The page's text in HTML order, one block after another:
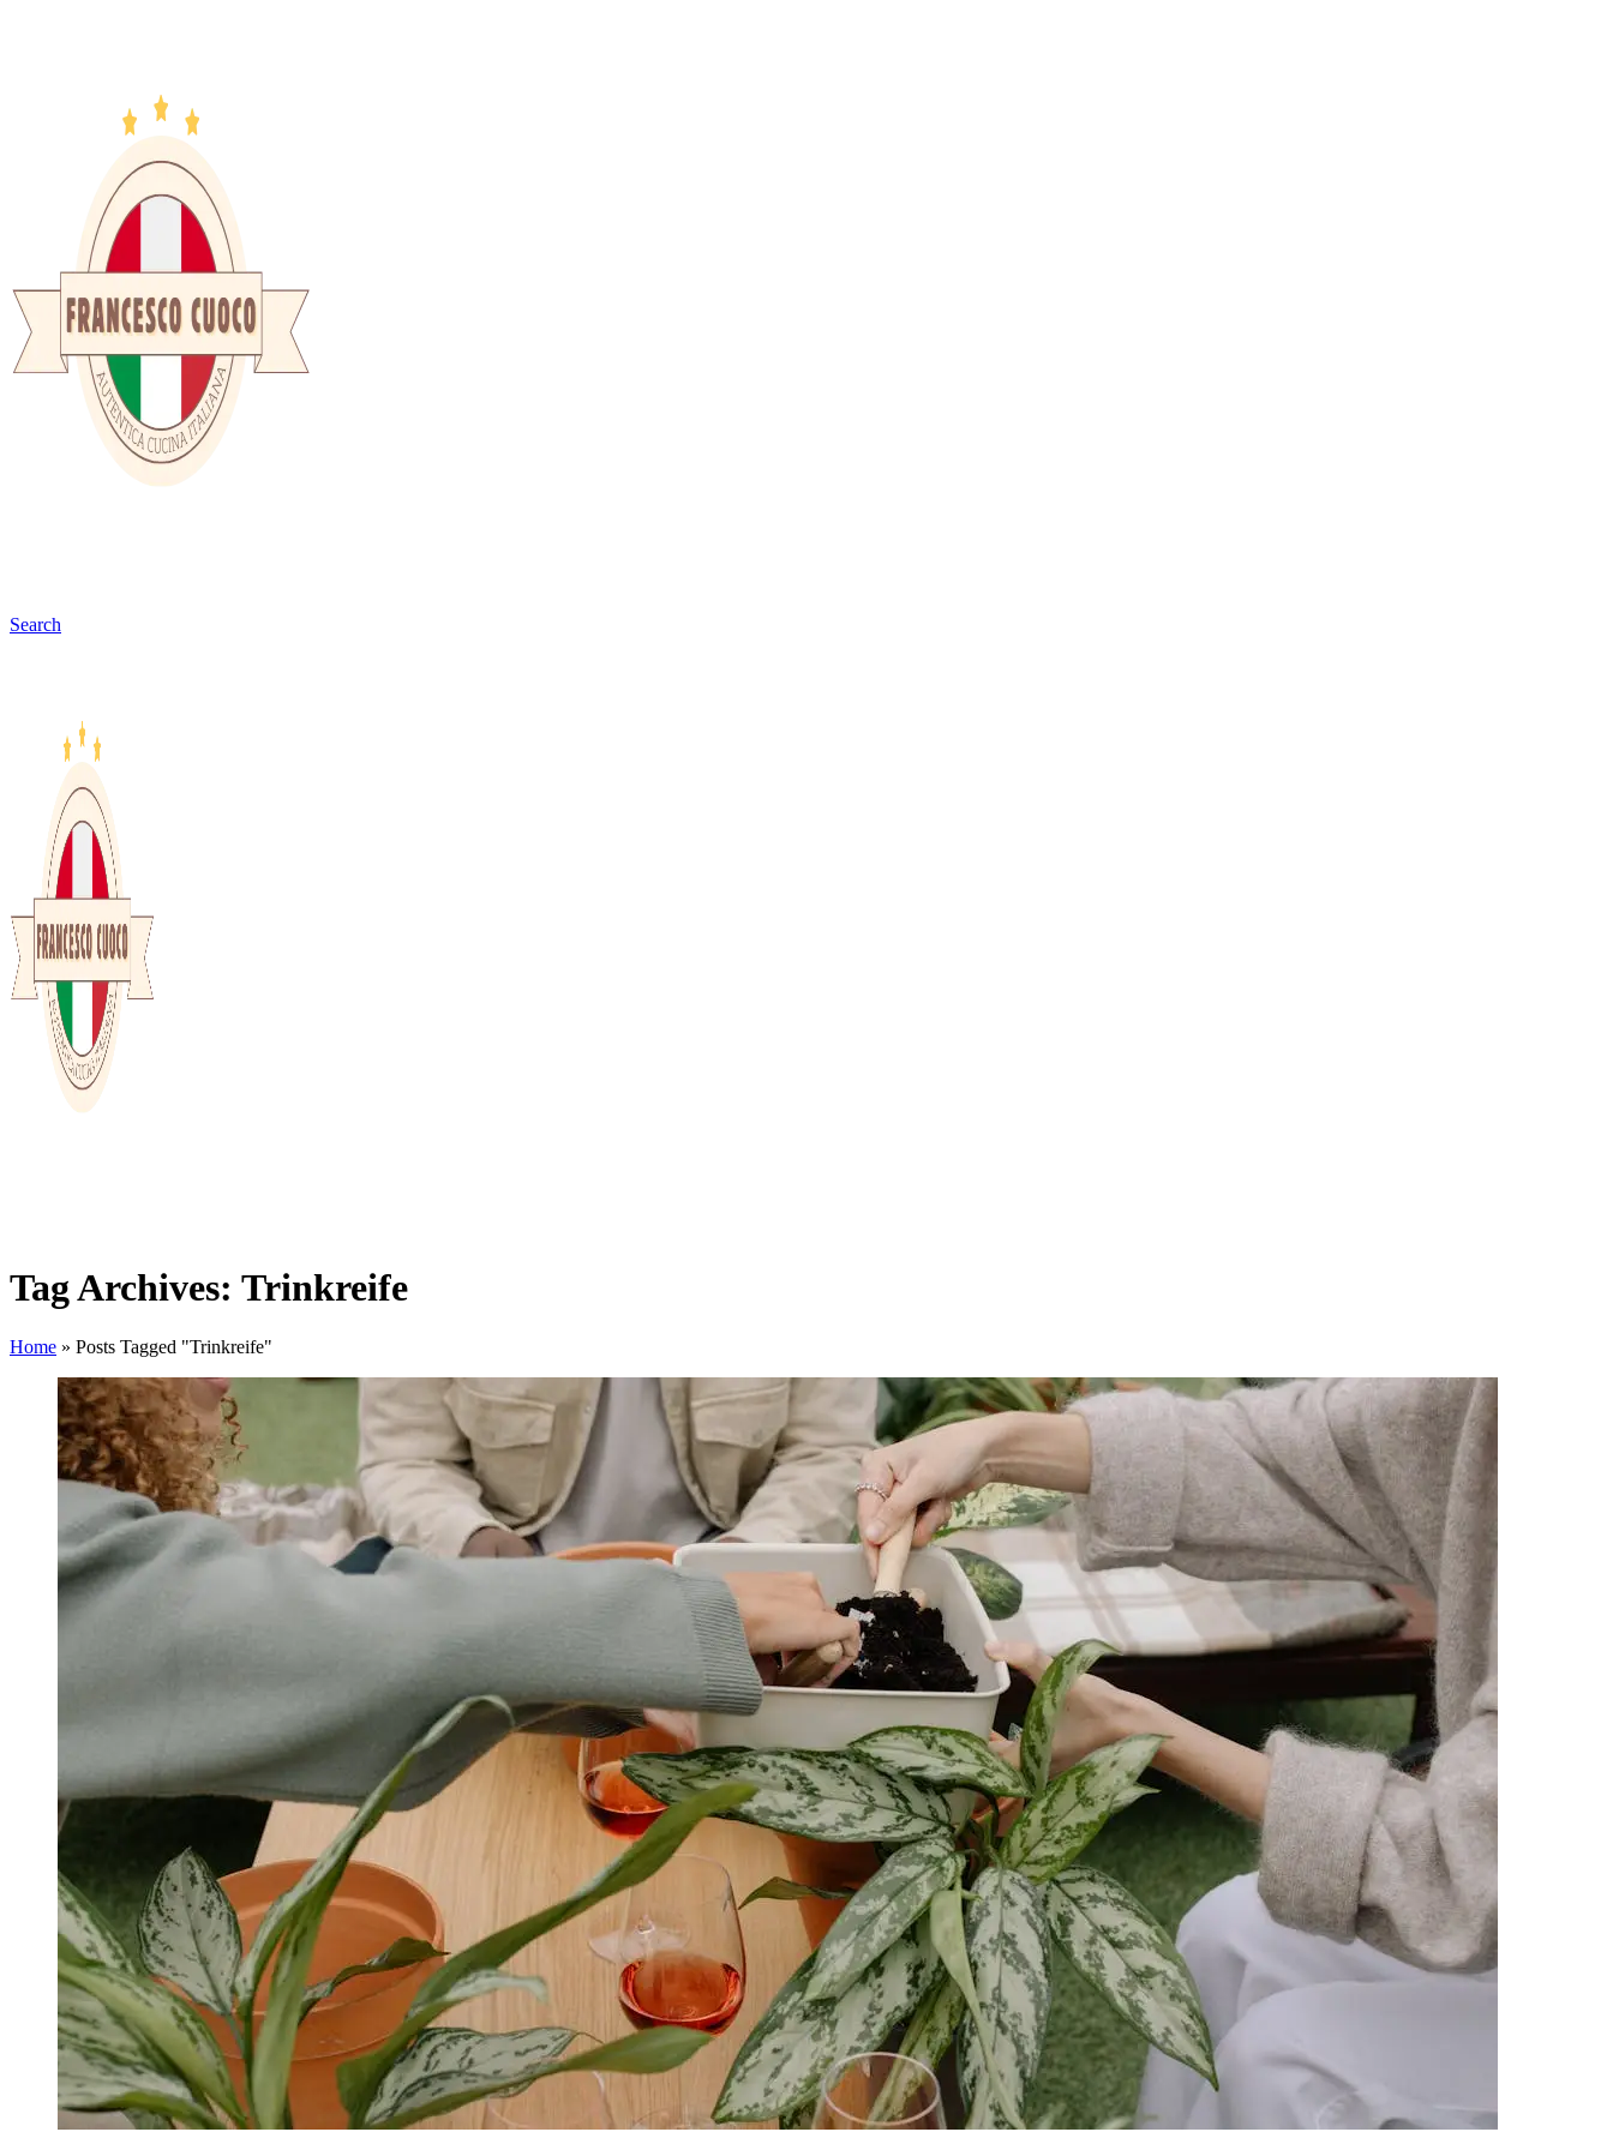
Search
Tag Archives: Trinkreife
Home » Posts Tagged "Trinkreife"